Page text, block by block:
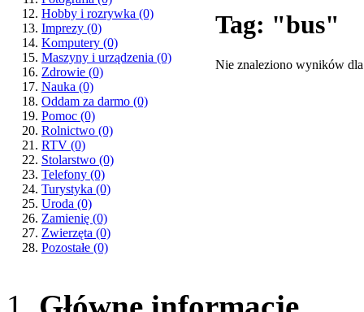
Hobby i rozrywka (0)
Imprezy (0)
Komputery (0)
Maszyny i urządzenia (0)
Zdrowie (0)
Nauka (0)
Oddam za darmo (0)
Pomoc (0)
Rolnictwo (0)
RTV (0)
Stolarstwo (0)
Telefony (0)
Turystyka (0)
Uroda (0)
Zamienię (0)
Zwierzęta (0)
Pozostałe (0)
Tag: "bus"
Nie znaleziono wyników